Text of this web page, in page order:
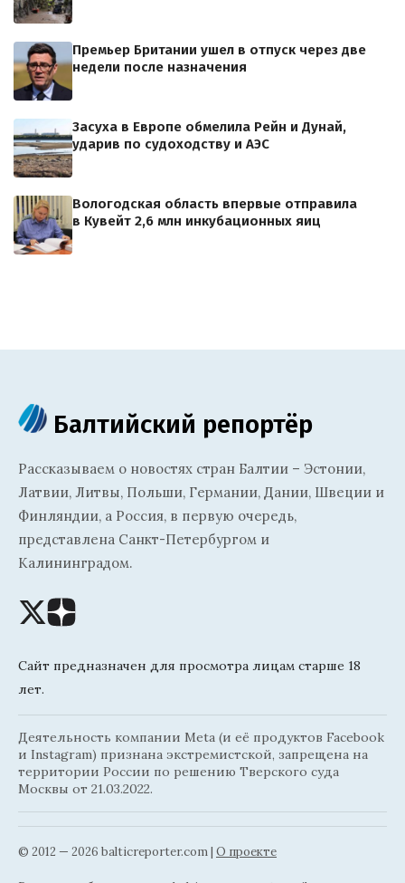
Премьер Британии ушел в отпуск через две
недели после назначения
Засуха в Европе обмелила Рейн и Дунай,
ударив по судоходству и АЭС
Вологодская область впервые отправила
в Кувейт 2,6 млн инкубационных яиц
Балтийский репортёр
Рассказываем о новостях стран Балтии – Эстонии,
Латвии, Литвы, Польши, Германии, Дании, Швеции и
Финляндии, а Россия, в первую очередь,
представлена Санкт-Петербургом и
Калининградом.
Сайт предназначен для просмотра лицам старше 18
лет.
Деятельность компании Meta (и её продуктов Facebook
и Instagram) признана экстремистской, запрещена на
территории России по решению Тверского суда
Москвы от 21.03.2022.
© 2012 — 2026 balticreporter.com | О проекте